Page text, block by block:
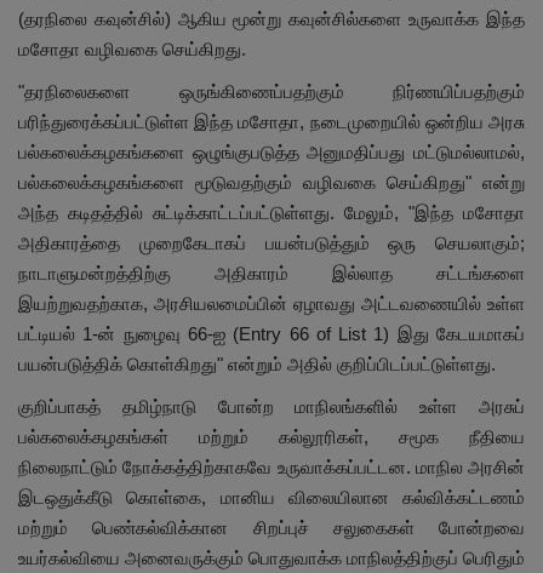
(தரநிலை கவுன்சில்) ஆகிய மூன்று கவுன்சில்களை உருவாக்க இந்த
மசோதா வழிவகை செய்கிறது.
"தரநிலைகளை ஒருங்கிணைப்பதற்கும் நிர்ணயிப்பதற்கும்
பரிந்துரைக்கப்பட்டுள்ள இந்த மசோதா, நடைமுறையில் ஒன்றிய அரசு
பல்கலைக்கழகங்களை ஒழுங்குபடுத்த அனுமதிப்பது மட்டுமல்லாமல்,
பல்கலைக்கழகங்களை மூடுவதற்கும் வழிவகை செய்கிறது" என்று
அந்த கடிதத்தில் சுட்டிக்காட்டப்பட்டுள்ளது. மேலும், "இந்த மசோதா
அதிகாரத்தை முறைகேடாகப் பயன்படுத்தும் ஒரு செயலாகும்;
நாடாளுமன்றத்திற்கு அதிகாரம் இல்லாத சட்டங்களை
இயற்றுவதற்காக, அரசியலமைப்பின் ஏழாவது அட்டவணையில் உள்ள
பட்டியல் 1-ன் நுழைவு 66-ஐ (Entry 66 of List 1) இது கேடயமாகப்
பயன்படுத்திக் கொள்கிறது" என்றும் அதில் குறிப்பிடப்பட்டுள்ளது.
குறிப்பாகத் தமிழ்நாடு போன்ற மாநிலங்களில் உள்ள அரசுப்
பல்கலைக்கழகங்கள் மற்றும் கல்லூரிகள், சமூக நீதியை
நிலைநாட்டும் நோக்கத்திற்காகவே உருவாக்கப்பட்டன. மாநில அரசின்
இடஒதுக்கீடு கொள்கை, மானிய விலையிலான கல்விக்கட்டணம்
மற்றும் பெண்கல்விக்கான சிறப்புச் சலுகைகள் போன்றவை
உயர்கல்வியை அனைவருக்கும் பொதுவாக்க மாநிலத்திற்குப் பெரிதும்